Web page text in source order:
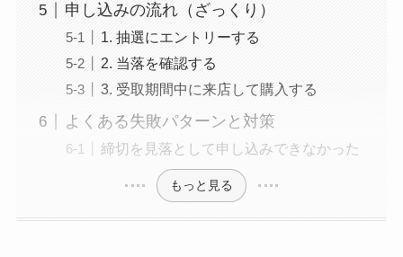
申し込みの流れ（ざっくり）
1. 抽選にエントリーする
2. 当落を確認する
3. 受取期間中に来店して購入する
よくある失敗パターンと対策
締切を見落として申し込みできなかった
もっと見る